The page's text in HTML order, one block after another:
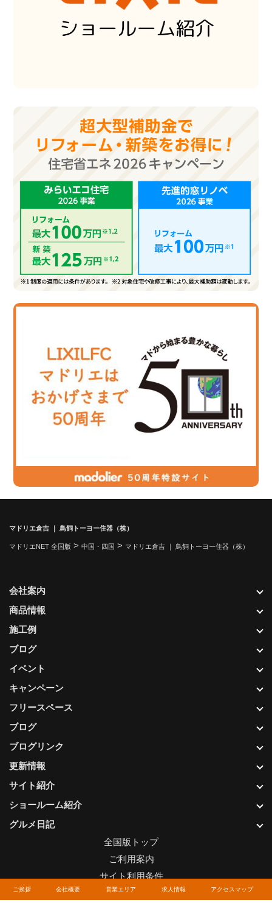
ご挨拶 会社概要 営業エリア 求人情報 アクセスマップ
マドリエ倉吉 ｜ 鳥飼トーヨー住器（株）
マドリエNET 全国版 > 中国・四国 > マドリエ倉吉 ｜ 鳥飼トーヨー住器（株）
更新情報
サイト紹介
ショールーム紹介
グルメ日記
会社案内
商品情報
施工例
ブログ
イベント
キャンペーン
フリースペース
ブログ
ブログリンク
全国版トップ
ご利用案内
サイト利用条件
プライバシーポリシー